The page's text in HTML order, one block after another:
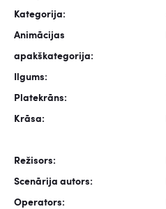
Kategorija:
Animācijas
apakškategorija:
Ilgums:
Platekrāns:
Krāsa:
Režisors:
Scenārija autors:
Operators: